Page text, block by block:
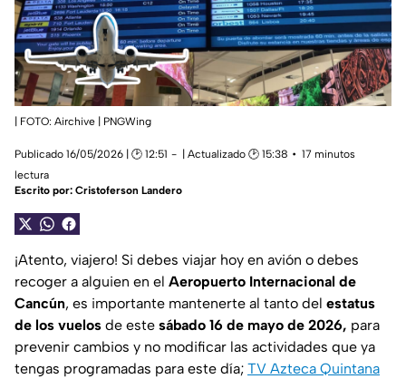
| FOTO: Airchive | PNGWing
Publicado 16/05/2026 | 🕑 12:51 | Actualizado 🕑 15:38
17 minutos
lectura
Escrito por: Cristoferson Landero
¡Atento, viajero! Si debes viajar hoy en avión o debes
recoger a alguien en el Aeropuerto Internacional de
Cancún, es importante mantenerte al tanto del estatus
de los vuelos de este sábado 16 de mayo de 2026, para
prevenir cambios y no modificar las actividades que ya
tengas programadas para este día; TV Azteca Quintana